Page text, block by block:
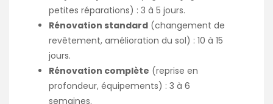
petites réparations) : 3 à 5 jours.
Rénovation standard (changement de
revêtement, amélioration du sol) : 10 à 15
jours.
Rénovation complète (reprise en
profondeur, équipements) : 3 à 6
semaines.